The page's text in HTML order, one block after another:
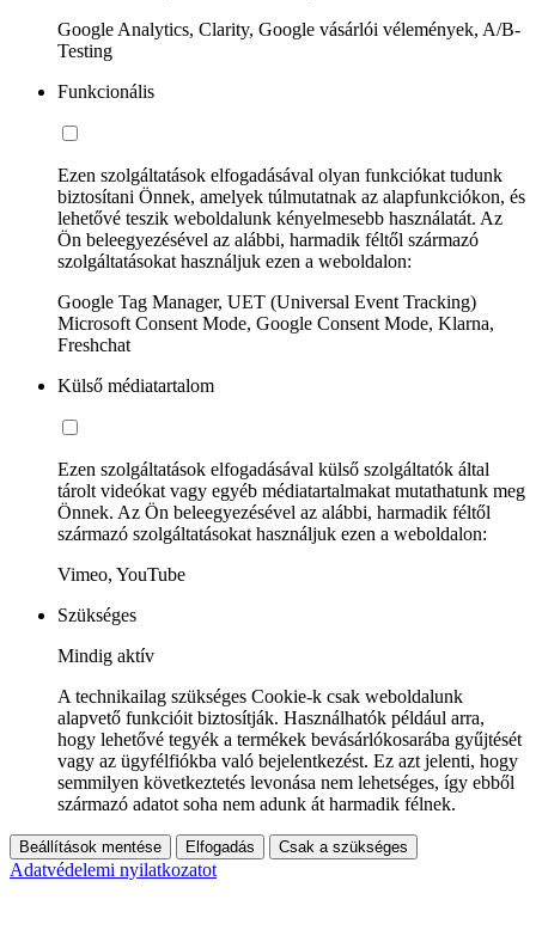
Google Analytics, Clarity, Google vásárlói vélemények, A/B-
Testing
Funkcionális
Ezen szolgáltatások elfogadásával olyan funkciókat tudunk
biztosítani Önnek, amelyek túlmutatnak az alapfunkciókon, és
lehetővé teszik weboldalunk kényelmesebb használatát. Az
Ön beleegyezésével az alábbi, harmadik féltől származó
szolgáltatásokat használjuk ezen a weboldalon:
Google Tag Manager, UET (Universal Event Tracking)
Microsoft Consent Mode, Google Consent Mode, Klarna,
Freshchat
Külső médiatartalom
Ezen szolgáltatások elfogadásával külső szolgáltatók által
tárolt videókat vagy egyéb médiatartalmakat mutathatunk meg
Önnek. Az Ön beleegyezésével az alábbi, harmadik féltől
származó szolgáltatásokat használjuk ezen a weboldalon:
Vimeo, YouTube
Szükséges
Mindig aktív
A technikailag szükséges Cookie-k csak weboldalunk
alapvető funkcióit biztosítják. Használhatók például arra,
hogy lehetővé tegyék a termékek bevásárlókosarába gyűjtését
vagy az ügyfélfiókba való bejelentkezést. Ez azt jelenti, hogy
semmilyen következtetés levonása nem lehetséges, így ebből
származó adatot soha nem adunk át harmadik félnek.
Beállítások mentése Elfogadás Csak a szükséges
Adatvédelemi nyilatkozatot